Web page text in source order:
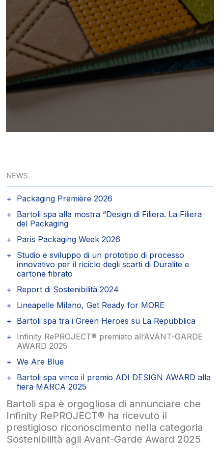
NEWS
Packaging Première 2026
Bartoli spa alla mostra “Design di Filiera. La Filiera
del Packaging
Paris Packaging Week 2026
Studio e sviluppo di un prototipo di processo
innovativo per il riciclo degli scarti di Duralite e
cartone fibrato
Report di Sostenibilità 2024
Lineapelle Milano, Get Ready for MORE
Bartoli spa tra i Green Heroes su La Repubblica
Infinity RePROJECT® premiato all’AVANT-GARDE
AWARD 2025
We Are Blue
Bartoli spa vince il premio ADI DESIGN AWARD alla
fiera MARCA 2025
Bartoli spa è orgogliosa di annunciare che
Infinity RePROJECT® ha ricevuto il
prestigioso riconoscimento nella categoria
Sostenibilità agli Avant-Garde Award 2025